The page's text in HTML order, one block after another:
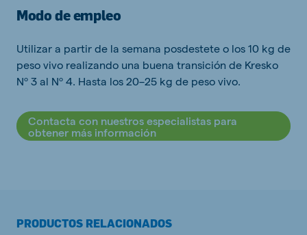
Modo de empleo
Utilizar a partir de la semana posdestete o los 10 kg de
peso vivo realizando una buena transición de Kresko
Nº 3 al Nº 4. Hasta los 20–25 kg de peso vivo.
Contacta con nuestros especialistas para
obtener más información
PRODUCTOS RELACIONADOS